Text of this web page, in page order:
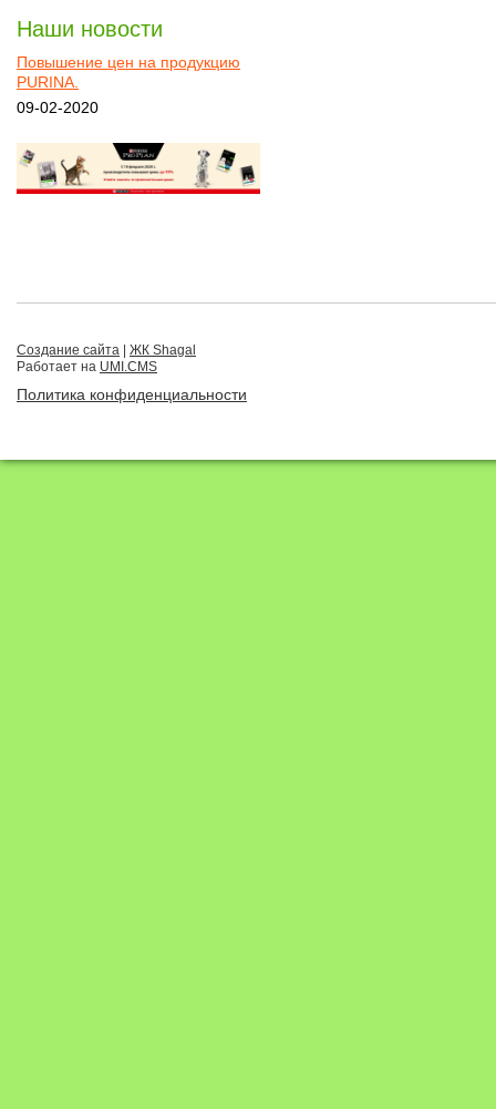
Наши новости
Повышение цен на продукцию
PURINA.
09-02-2020
Создание сайта | ЖК Shagal
Работает на UMI.CMS
Политика конфиденциальности